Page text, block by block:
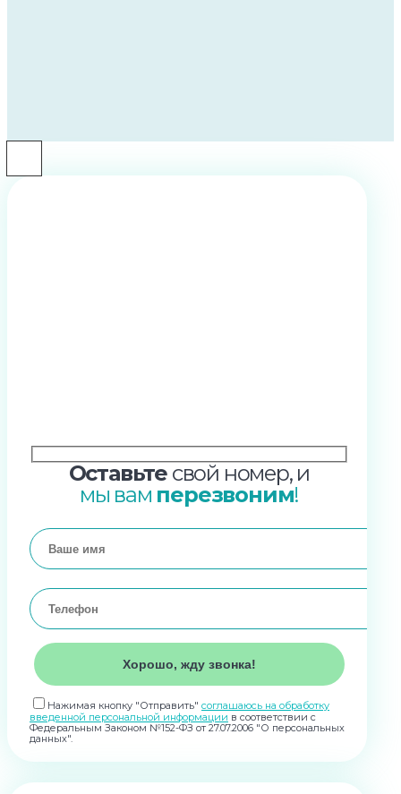
Оставьте свой номер, и
мы вам перезвоним!
Нажимая кнопку "Отправить" соглашаюсь на обработку
введенной персональной информации в соответствии с
Федеральным Законом №152-ФЗ от 27.07.2006 "О персональных
данных".